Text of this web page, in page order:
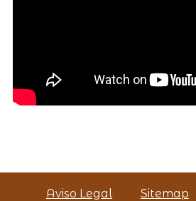
Aviso Legal Sitemap